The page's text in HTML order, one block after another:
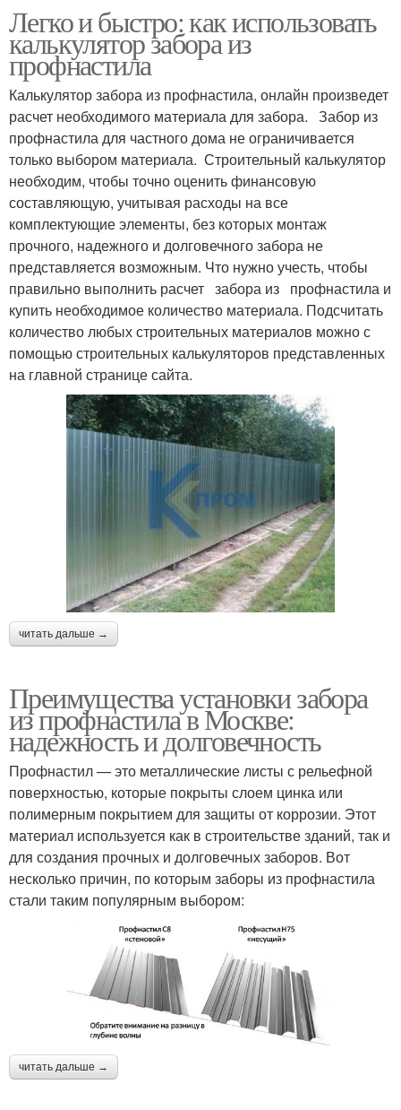
Легко и быстро: как использовать
калькулятор забора из
профнастила
Калькулятор забора из профнастила, онлайн произведет
расчет необходимого материала для забора. Забор из
профнастила для частного дома не ограничивается
только выбором материала. Строительный калькулятор
необходим, чтобы точно оценить финансовую
составляющую, учитывая расходы на все
комплектующие элементы, без которых монтаж
прочного, надежного и долговечного забора не
представляется возможным. Что нужно учесть, чтобы
правильно выполнить расчет забора из профнастила и
купить необходимое количество материала. Подсчитать
количество любых строительных материалов можно с
помощью строительных калькуляторов представленных
на главной странице сайта.
читать дальше →
Преимущества установки забора
из профнастила в Москве:
надежность и долговечность
Профнастил — это металлические листы с рельефной
поверхностью, которые покрыты слоем цинка или
полимерным покрытием для защиты от коррозии. Этот
материал используется как в строительстве зданий, так и
для создания прочных и долговечных заборов. Вот
несколько причин, по которым заборы из профнастила
стали таким популярным выбором:
читать дальше →